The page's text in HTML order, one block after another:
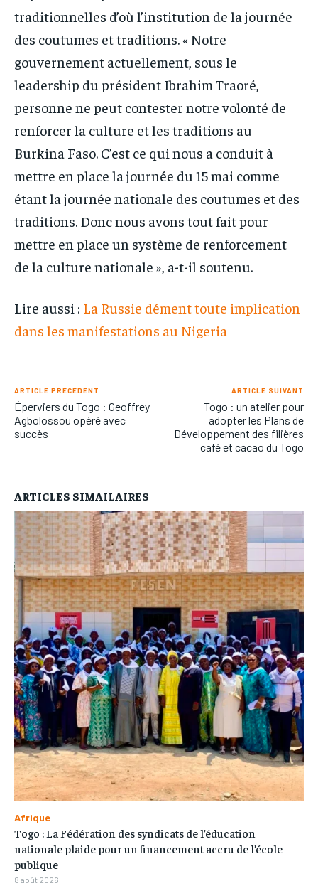
traditionnelles d’où l’institution de la journée
des coutumes et traditions. « Notre
gouvernement actuellement, sous le
leadership du président Ibrahim Traoré,
personne ne peut contester notre volonté de
renforcer la culture et les traditions au
Burkina Faso. C’est ce qui nous a conduit à
mettre en place la journée du 15 mai comme
étant la journée nationale des coutumes et des
traditions. Donc nous avons tout fait pour
mettre en place un système de renforcement
de la culture nationale », a-t-il soutenu.
Lire aussi : La Russie dément toute implication
dans les manifestations au Nigeria
ARTICLE PRÉCÉDENT
Éperviers du Togo : Geoffrey
Agbolossou opéré avec
succès
ARTICLE SUIVANT
Togo : un atelier pour
adopter les Plans de
Développement des filières
café et cacao du Togo
ARTICLES SIMAILAIRES
Afrique
Togo : La Fédération des syndicats de l’éducation
nationale plaide pour un financement accru de l’école
publique
8 août 2026